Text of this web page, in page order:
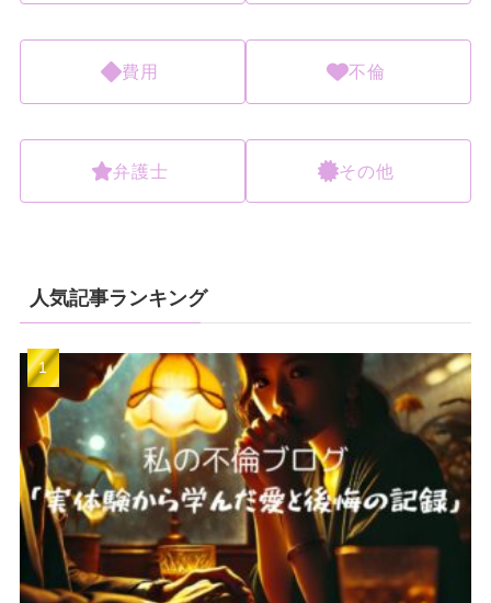
費用 不倫
弁護士 その他
人気記事ランキング